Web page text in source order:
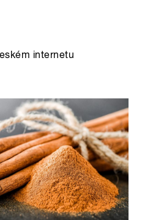
internetu